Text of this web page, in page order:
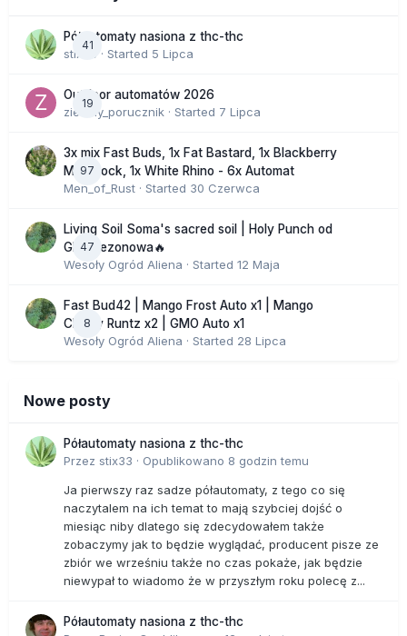
41
Półautomaty nasiona z thc-thc
stix33 · Started 5 Lipca
19
Outdoor automatów 2026
zielony_porucznik · Started 7 Lipca
97
3x mix Fast Buds, 1x Fat Bastard, 1x Blackberry
Moonrock, 1x White Rhino - 6x Automat
Men_of_Rust · Started 30 Czerwca
47
Living Soil Soma's sacred soil | Holy Punch od
GHS sezonowa🔥
Wesoły Ogród Aliena · Started 12 Maja
8
Fast Bud42 | Mango Frost Auto x1 | Mango
Cherry Runtz x2 | GMO Auto x1
Wesoły Ogród Aliena · Started 28 Lipca
Nowe posty
Półautomaty nasiona z thc-thc
Przez stix33 · Opublikowano 8 godzin temu
Ja pierwszy raz sadze półautomaty, z tego co się
naczytalem na ich temat to mają szybciej dojść o
miesiąc niby dlatego się zdecydowałem także
zobaczymy jak to będzie wyglądać, producent pisze ze
zbiór we wrześniu także no czas pokaże, jak będzie
niewypał to wiadomo że w przyszłym roku polecę z...
Półautomaty nasiona z thc-thc